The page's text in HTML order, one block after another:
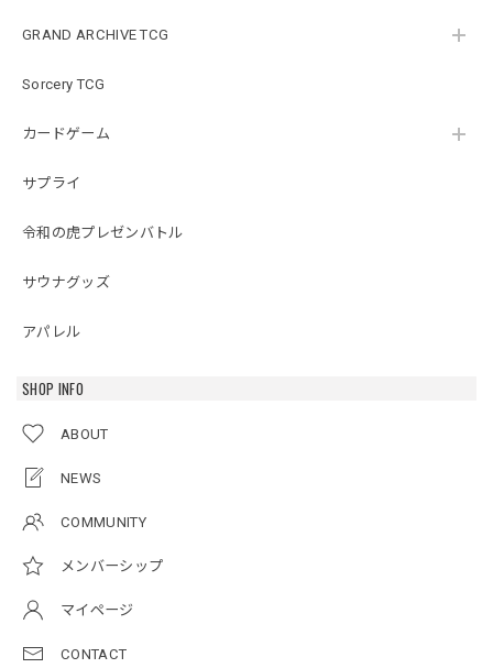
GRAND ARCHIVE TCG
Sorcery TCG
カードゲーム
サプライ
令和の虎プレゼンバトル
サウナグッズ
アパレル
SHOP INFO
ABOUT
NEWS
COMMUNITY
メンバーシップ
マイページ
CONTACT